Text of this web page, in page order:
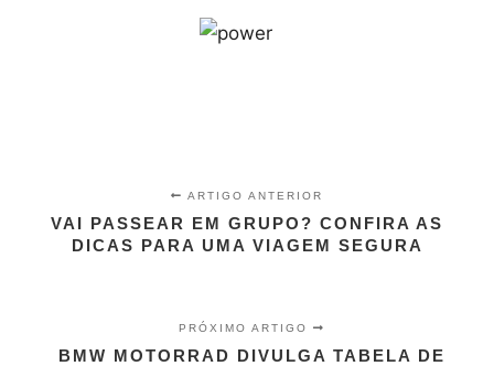
ARTIGO ANTERIOR
VAI PASSEAR EM GRUPO? CONFIRA AS
DICAS PARA UMA VIAGEM SEGURA
PRÓXIMO ARTIGO
BMW MOTORRAD DIVULGA TABELA DE